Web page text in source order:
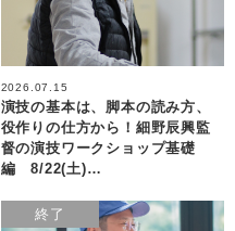
2026.07.15
演技の基本は、脚本の読み方、
役作りの仕方から！細野辰興監
督の演技ワークショップ基礎
編 8/22(土)…
終了